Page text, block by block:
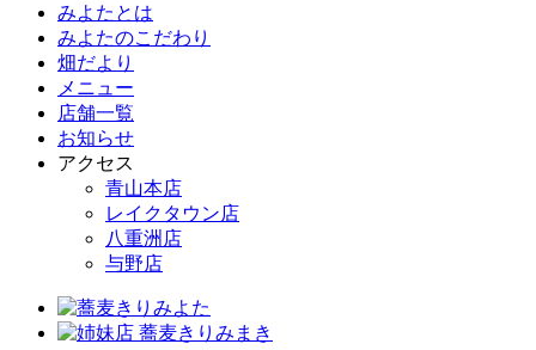
みよたとは
みよたのこだわり
畑だより
メニュー
店舗一覧
お知らせ
アクセス
青山本店
レイクタウン店
八重洲店
与野店